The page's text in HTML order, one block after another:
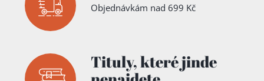
Objednávkám nad 699 Kč
Tituly,které jinde